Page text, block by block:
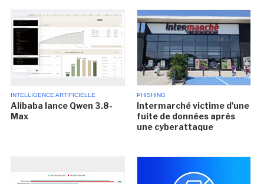
INTELLIGENCE ARTIFICIELLE
Alibaba lance Qwen 3.8-
Max
PHISHING
Intermarché victime d'une
fuite de données après
une cyberattaque